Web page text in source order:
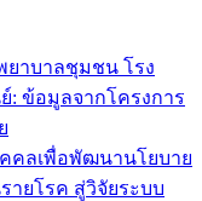
าบาลชุมชน โรง
: ข้อมูลจากโครงการ
คลเพื่อพัฒนานโยบาย
ายโรค สู่วิจัยระบบ